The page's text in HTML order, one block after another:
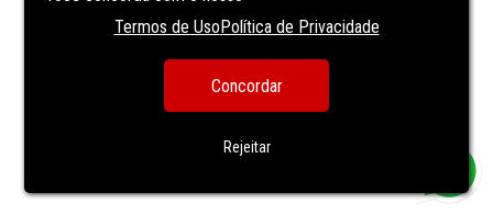
Termos de UsoPolítica de Privacidade
Concordar
Rejeitar